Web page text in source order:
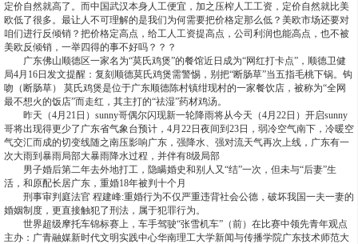
定价自然就高了。而中国武汉本身人工便宜，加之压榨人工工资，定价自然就比美
欧低了很多。最让人不可理解的是我们为何需要把价格定那么低？美欧市场还要对
咱们进行反倾销？把价格定高点，给工人工资提高点，公司利润也能高点，也不被
美欧反倾销，一举四得的事不好吗？？？
广东佛山顺德区一家名为“莫氏鸡煲”的餐馆近日成为“网红打卡点”，顺德卫健
局4月16日发文提醒：复刻顺德莫氏鸡煲需警惕，别把“断肠草”当五指毛桃下锅。钩
吻（断肠草） 莫氏鸡煲是位于广东顺德陈村镇绀现村的一家餐饮店，被称为“全网
最不想火的饭店”而走红，其主打的“祛湿”药材鸡汤。
昨天（4月21日）sunny哥偶尔闪现新一轮降雨将从今天（4月22日）开启sunny
哥将出现得更少了广东省气象台预计，4月22日夜间到23日，弱冷空气南下，冷暖空
气交汇而成的切变线随之南压影响广东，强降水、强对流天气再次上线，广东有一
次大雨到暴雨局部大暴雨降水过程，并伴有8级局部
男子婚后第二年去外地打工，隐瞒婚史和别人又“结”一次，但未与“后妻”生
活，和原配长居广东，重婚18年被判十个月
刑事审判庭法官 程建峰:重婚行为不仅严重违背社会公德，破坏我国一夫一妻的
婚姻制度，更直接触犯了刑法，属于犯罪行为。
世界超级摩托车锦标赛上，车手驾驶“张雪机车”（前）在比赛中领先青年观点
主办：广青融媒新时代文明实践中心华南理工大学新闻与传播学院广东技术师范大